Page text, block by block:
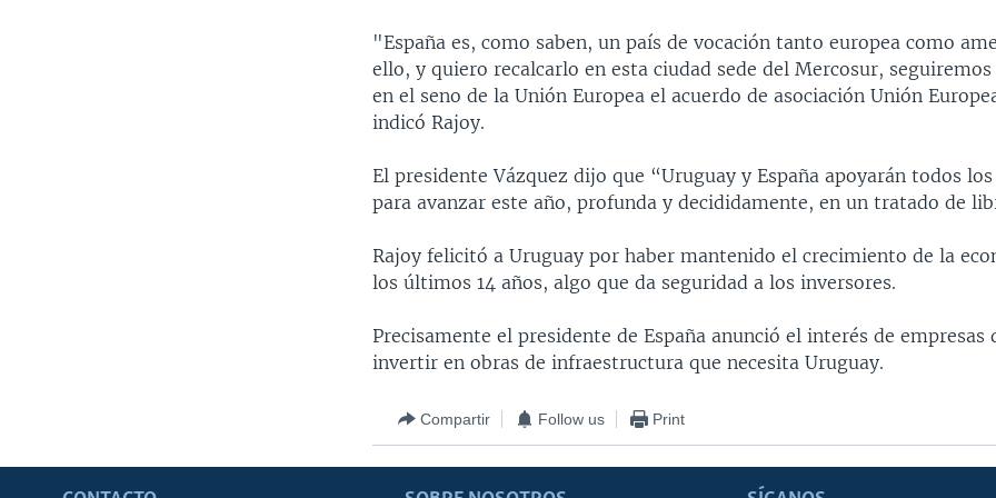
"España es, como saben, un país de vocación tanto europea como
ello, y quiero recalcarlo en esta ciudad sede del Mercosur,
en el seno de la Unión Europea el acuerdo de asociación Unión
indicó Rajoy.
El presidente Vázquez dijo que “Uruguay y España apoyarán todos
para avanzar este año, profunda y decididamente, en un tratado de
Rajoy felicitó a Uruguay por haber mantenido el crecimiento de la
los últimos 14 años, algo que da seguridad a los inversores.
Precisamente el presidente de España anunció el interés de empresas
invertir en obras de infraestructura que necesita Uruguay.
Compartir Follow us Print